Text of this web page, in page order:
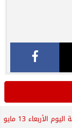
أسعار الخضروات والفاكهة اليوم الأربعاء 13 مايو